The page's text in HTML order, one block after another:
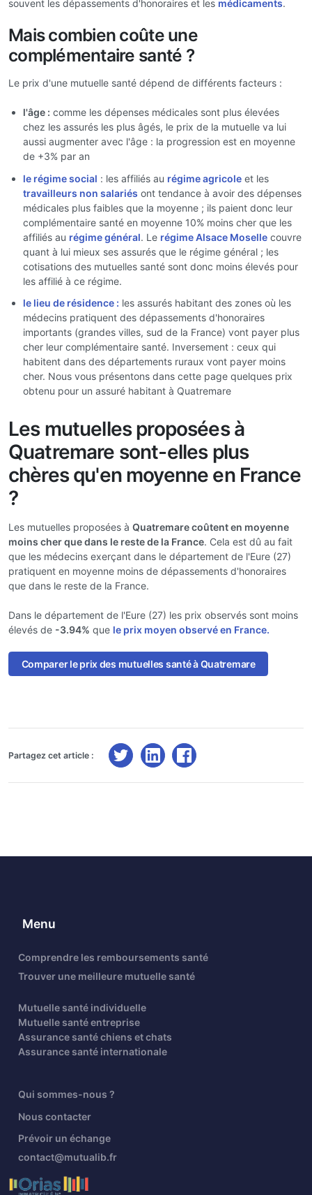
souvent les dépassements d'honoraires et les médicaments.
Mais combien coûte une
complémentaire santé ?
Le prix d'une mutuelle santé dépend de différents facteurs :
l'âge : comme les dépenses médicales sont plus élevées
chez les assurés les plus âgés, le prix de la mutuelle va lui
aussi augmenter avec l'âge : la progression est en moyenne
de +3% par an
le régime social : les affiliés au régime agricole et les
travailleurs non salariés ont tendance à avoir des dépenses
médicales plus faibles que la moyenne ; ils paient donc leur
complémentaire santé en moyenne 10% moins cher que les
affiliés au régime général. Le régime Alsace Moselle couvre
quant à lui mieux ses assurés que le régime général ; les
cotisations des mutuelles santé sont donc moins élevés pour
les affilié à ce régime.
le lieu de résidence : les assurés habitant des zones où les
médecins pratiquent des dépassements d'honoraires
importants (grandes villes, sud de la France) vont payer plus
cher leur complémentaire santé. Inversement : ceux qui
habitent dans des départements ruraux vont payer moins
cher. Nous vous présentons dans cette page quelques prix
obtenu pour un assuré habitant à Quatremare
Les mutuelles proposées à
Quatremare sont-elles plus
chères qu'en moyenne en France
?
Les mutuelles proposées à Quatremare coûtent en moyenne
moins cher que dans le reste de la France. Cela est dû au fait
que les médecins exerçant dans le département de l'Eure (27)
pratiquent en moyenne moins de dépassements d'honoraires
que dans le reste de la France.
Dans le département de l'Eure (27) les prix observés sont moins
élevés de -3.94% que le prix moyen observé en France.
Comparer le prix des mutuelles santé à Quatremare
Partagez cet article :
Menu
Comprendre les remboursements santé
Trouver une meilleure mutuelle santé
Mutuelle santé individuelle
Mutuelle santé entreprise
Assurance santé chiens et chats
Assurance santé internationale
Qui sommes-nous ?
Nous contacter
Prévoir un échange
contact@mutualib.fr